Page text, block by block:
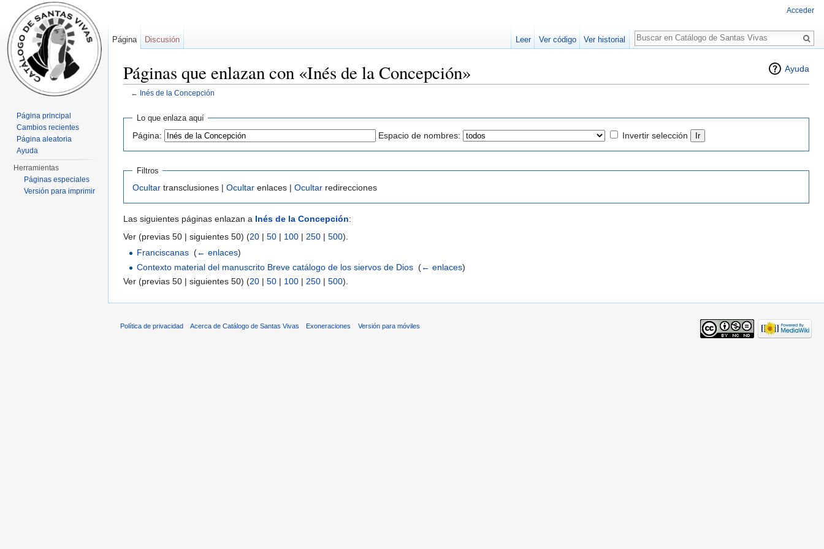
Ayuda
Páginas que enlazan con «Inés de la Concepción»
← Inés de la Concepción
Lo que enlaza aquí
Página: Espacio de nombres: Invertir selección
Filtros
Ocultar transclusiones | Ocultar enlaces | Ocultar redirecciones
Las siguientes páginas enlazan a Inés de la Concepción:
Ver (previas 50 | siguientes 50) (20 | 50 | 100 | 250 | 500).
Franciscanas (← enlaces)
Contexto material del manuscrito Breve catálogo de los siervos de Dios (← enlaces)
Ver (previas 50 | siguientes 50) (20 | 50 | 100 | 250 | 500).
Acceder
Página Discusión Leer Ver código Ver historial
Buscar
Página principal
Cambios recientes
Página aleatoria
Ayuda
Herramientas
Páginas especiales
Versión para imprimir
Política de privacidad Acerca de Catálogo de Santas Vivas Exoneraciones Versión para móviles